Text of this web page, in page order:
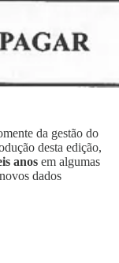
da gestão do
desta edição,
anos em algumas
dados